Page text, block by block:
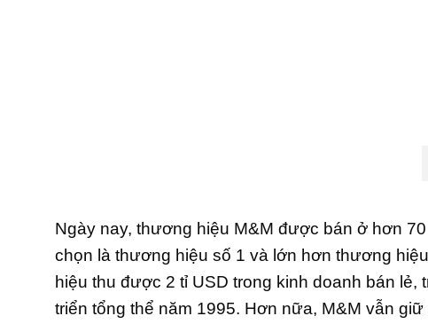
Ngày nay, thương hiệu M&M được bán ở hơn
chọn là thương hiệu số 1 và lớn hơn thương
hiệu thu được 2 tỉ USD trong kinh doanh bán
triển tổng thể năm 1995. Hơn nữa, M&M vẫn